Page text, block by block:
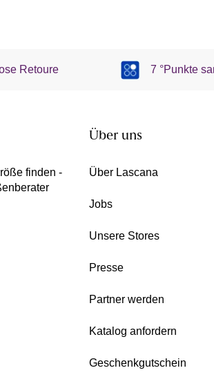
Retoure 7 °Punkte
finden -
Über uns
Über Lascana
Jobs
Unsere Stores
Presse
Partner werden
Katalog anfordern
Geschenkgutschein